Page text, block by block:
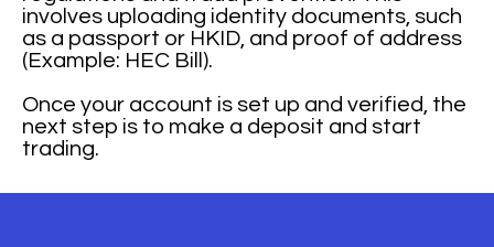
involves uploading identity documents, such
as a passport or HKID, and proof of address
(Example: HEC Bill).
Once your account is set up and verified, the
next step is to make a deposit and start
trading.